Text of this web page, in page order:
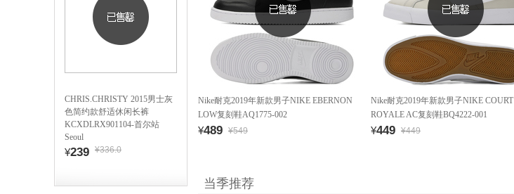
CHRIS.CHRISTY 2015男士灰
色简约款舒适休闲长裤
KCXDLRX901104-首尔站
Seoul
¥239 ¥336.0
Nike耐克2019年新款男子NIKE EBERNON
LOW复刻鞋AQ1775-002
¥489 ¥549
Nike耐克2019年新款男子NIKE COURT
ROYALE AC复刻鞋BQ4222-001
¥449 ¥449
当季推荐